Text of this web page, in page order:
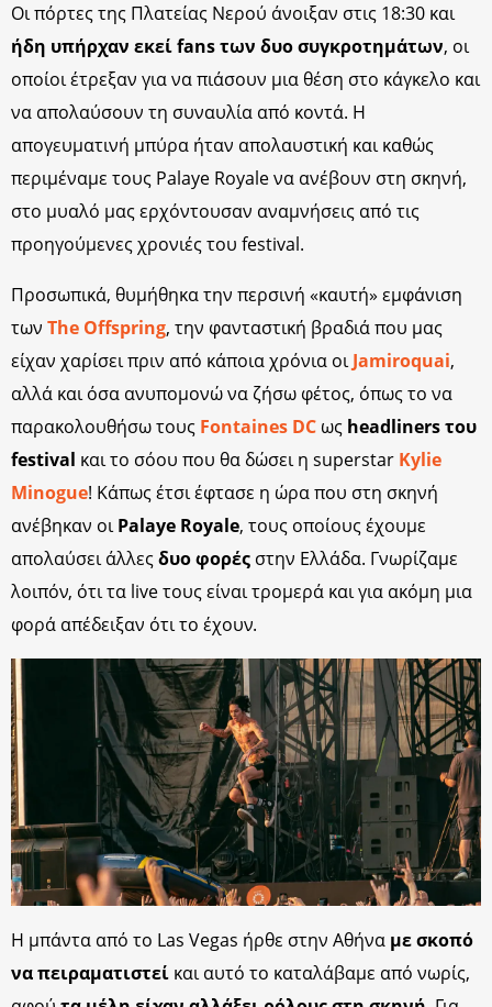
Οι πόρτες της Πλατείας Νερού άνοιξαν στις 18:30 και
ήδη υπήρχαν εκεί fans των δυο συγκροτημάτων, οι
οποίοι έτρεξαν για να πιάσουν μια θέση στο κάγκελο και
να απολαύσουν τη συναυλία από κοντά. Η
απογευματινή μπύρα ήταν απολαυστική και καθώς
περιμέναμε τους Palaye Royale να ανέβουν στη σκηνή,
στο μυαλό μας ερχόντουσαν αναμνήσεις από τις
προηγούμενες χρονιές του festival.
Προσωπικά, θυμήθηκα την περσινή «καυτή» εμφάνιση
των The Offspring, την φανταστική βραδιά που μας
είχαν χαρίσει πριν από κάποια χρόνια οιJamiroquai,
αλλά και όσα ανυπομονώ να ζήσω φέτος, όπως το να
παρακολουθήσω τους Fontaines DC ως headliners του
festival και το σόου που θα δώσει η superstar Kylie
Minogue! Κάπως έτσι έφτασε η ώρα που στη σκηνή
ανέβηκαν οιPalaye Royale, τους οποίους έχουμε
απολαύσει άλλεςδυο φορές στην Ελλάδα. Γνωρίζαμε
λοιπόν, ότι τα live τους είναι τρομερά και για ακόμη μια
φορά απέδειξαν ότι το έχουν.
Η μπάντα από το Las Vegas ήρθε στην Αθήνα με σκοπό
να πειραματιστεί και αυτό το καταλάβαμε από νωρίς,